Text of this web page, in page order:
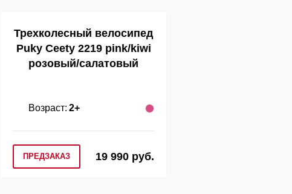
Трехколесный велосипед
Puky Ceety 2219 pink/kiwi
розовый/салатовый
Возраст: 2+
ПРЕДЗАКАЗ 19 990 руб.